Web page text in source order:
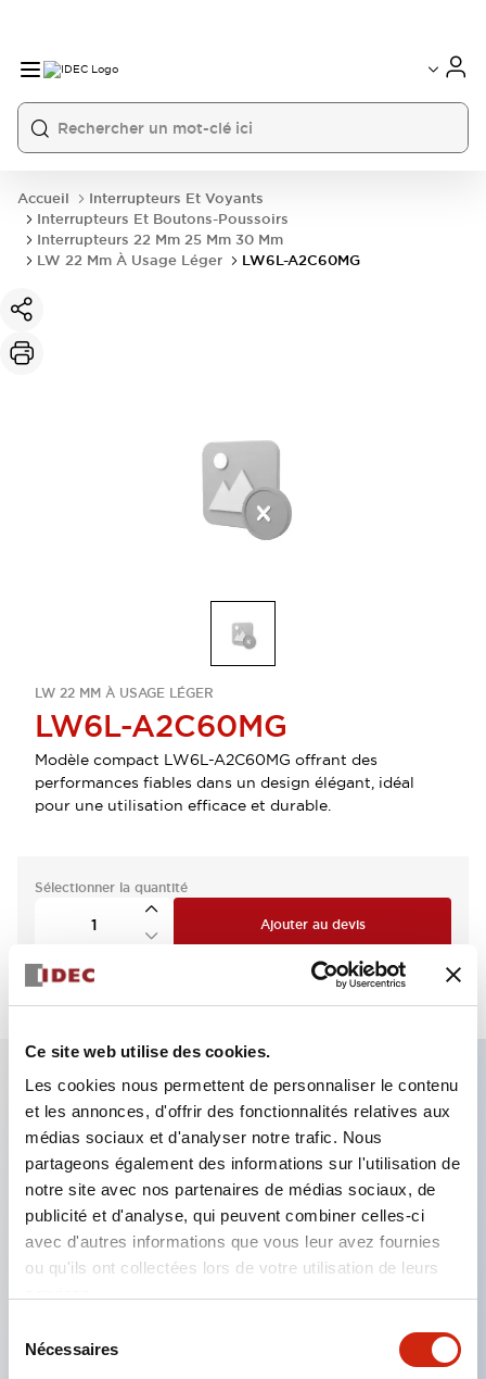
Ce site web utilise des cookies.
Les cookies nous permettent de personnaliser le contenu
et les annonces, d'offrir des fonctionnalités relatives aux
médias sociaux et d'analyser notre trafic. Nous
partageons également des informations sur l'utilisation de
notre site avec nos partenaires de médias sociaux, de
publicité et d'analyse, qui peuvent combiner celles-ci
avec d'autres informations que vous leur avez fournies
ou qu'ils ont collectées lors de votre utilisation de leurs
Nécessaires
Accueil
Interrupteurs Et Voyants
Interrupteurs Et Boutons-Poussoirs
Interrupteurs 22 Mm 25 Mm 30 Mm
LW 22 Mm À Usage Léger
LW6L-A2C60MG
LW 22 MM À USAGE LÉGER
LW6L-A2C60MG
Modèle compact LW6L-A2C60MG offrant des
performances fiables dans un design élégant, idéal
pour une utilisation efficace et durable.
Sélectionner la quantité
Ajouter au devis
Caractéristiques clés
Le montage en groupe serré est possible, et le
montage/démontage de l’unité de contact est
également facile même lors du montage en groupe
serré.
Structure séparée adoptant un mécanisme de
levier de verrouillage amovible par baïonnette.
La structure de protection est de type résistant